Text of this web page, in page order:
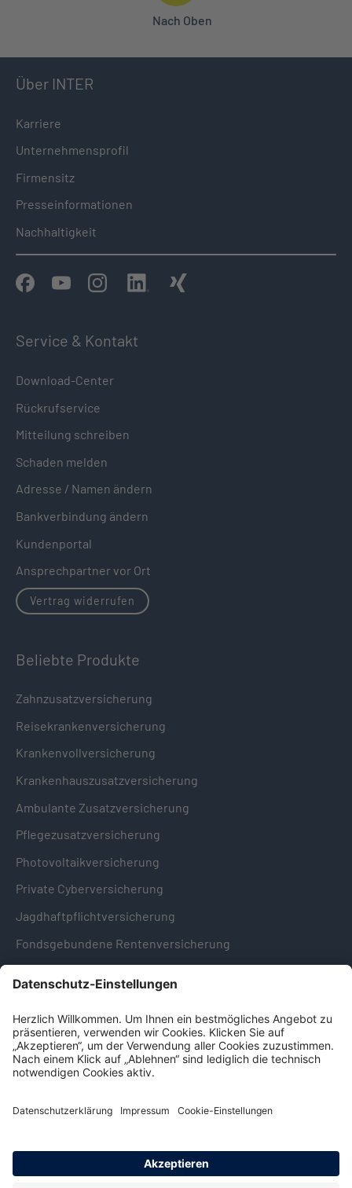
Nach Oben
Über INTER
Karriere
Unternehmensprofil
Firmensitz
Presseinformationen
Nachhaltigkeit
Service & Kontakt
Download-Center
Rückrufservice
Mitteilung schreiben
Schaden melden
Adresse / Namen ändern
Bankverbindung ändern
Kundenportal
Ansprechpartner vor Ort
Vertrag widerrufen
Beliebte Produkte
Zahnzusatzversicherung
Reisekrankenversicherung
Krankenvollversicherung
Krankenhauszusatzversicherung
Ambulante Zusatzversicherung
Pflegezusatzversicherung
Photovoltaikversicherung
Private Cyberversicherung
Jagdhaftpflichtversicherung
Fondsgebundene Rentenversicherung
Hinweise & Informationen
Impressum
Datenschutz
Hinweisgebersystem -